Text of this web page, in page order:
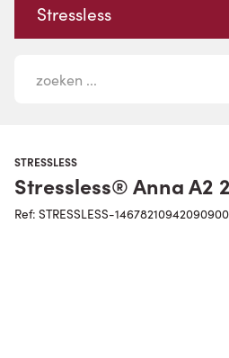
Stressless
STRESSLESS
Stressless® Anna A2
Ref: STRESSLESS-